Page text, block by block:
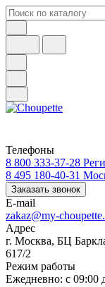
Телефоны
8 800 333-37-28
8 495 180-40-31
Заказать звонок
E-mail
zakaz@my-
Адрес
г. Москва, БЦ
617/2
Режим работы
Ежедневно: с 09:00